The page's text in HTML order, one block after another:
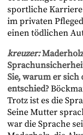
sportliche Karriere
im privaten
einen tödlichen
kreuzer:
Sie, warum er sich
entschied?
Trotz ist es die
Seine Mutter
war die Sprache